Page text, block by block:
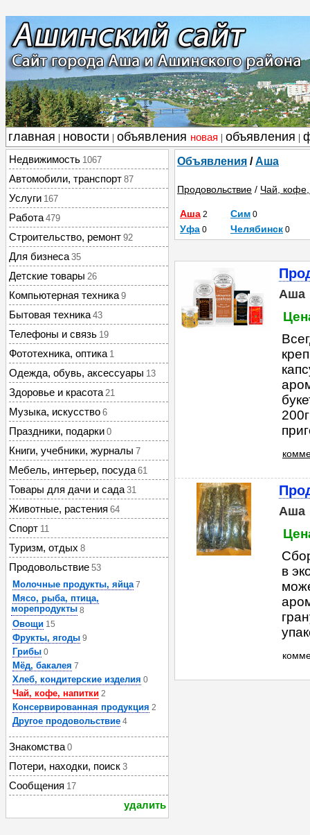
главная новости объявления новая объявления
Недвижимость 1067
Автомобили, транспорт 87
Услуги 167
Работа 479
Строительство, ремонт 92
Для бизнеса 35
Детские товары 26
Компьютерная техника 9
Бытовая техника 43
Телефоны и связь 19
Фототехника, оптика 1
Одежда, обувь, аксессуары 13
Здоровье и красота 21
Музыка, искусство 6
Праздники, подарки 0
Книги, учебники, журналы 7
Мебель, интерьер, посуда 61
Товары для дачи и сада 31
Животные, растения 64
Спорт 11
Туризм, отдых 8
Продовольствие 53
Молочные продукты, яйца 7
Мясо, рыба, птица,
морепродукты 8
Овощи 15
Фрукты, ягоды 9
Грибы 0
Мёд, бакалея 7
Хлеб, кондитерские изделия 0
Чай, кофе, напитки 2
Консервированная продукция 2
Другое продовольствие 4
Знакомства 0
Потери, находки, поиск 3
Сообщения 17
удалить
Объявления /Аша
Продовольствие / Чай, кофе,
Аша 2 Сим 0
Уфа 0 Челябинск 0
Аша
Аша
в